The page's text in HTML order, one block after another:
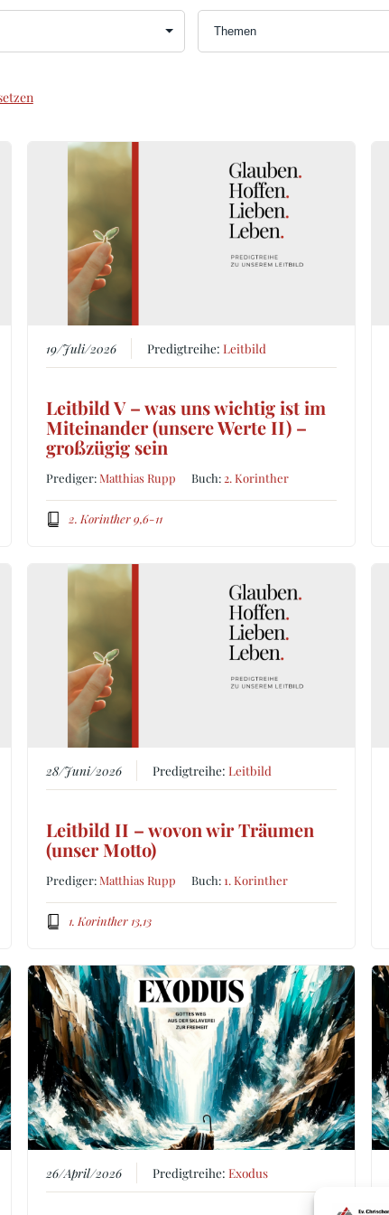
19/Juli/2026 Predigtreihe: Leitbild
Leitbild V – was uns wichtig ist im
Miteinander (unsere Werte II) –
großzügig sein
Prediger:Matthias Rupp Buch:2. Korinther
2. Korinther 9,6-11
28/Juni/2026 Predigtreihe: Leitbild
Leitbild II – wovon wir Träumen
(unser Motto)
Prediger: Matthias Rupp Buch: 1. Korinther
1. Korinther 13,13
26/April/2026 Predigtreihe: Exodus